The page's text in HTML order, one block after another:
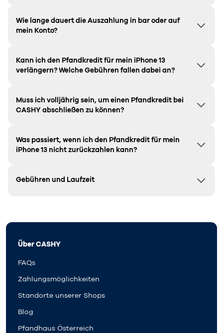
Wie lange dauert die Auszahlung in bar oder auf
mein Konto?
Kann ich den Pfandkredit für mein iPhone 13
verlängern? Welche Gebühren fallen dabei an?
Muss ich volljährig sein, um einen Pfandkredit bei
CASHY abschließen zu können?
Was passiert, wenn ich den Pfandkredit für mein
iPhone 13 nicht zurückzahlen kann?
Gebühren und Laufzeit
Über CASHY
FAQs
Zahlungsmöglichkeiten
Standorte unserer Shops
Blog
Pfandhaus Österreich